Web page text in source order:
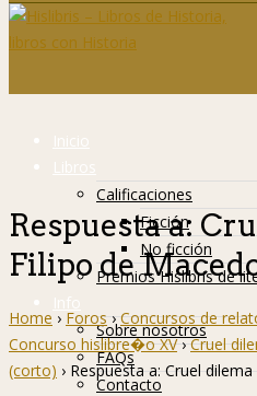
Inicio
Libros
Calificaciones
Ficción
No ficción
Premios Hislibris de
Info
Sobre nosotros
FAQs
Contacto
Respuesta a:
Filipo de
Home › Foros › Concursos de
Concurso hislibre�o XV › Cruel
(corto) › Respuesta a: Cruel